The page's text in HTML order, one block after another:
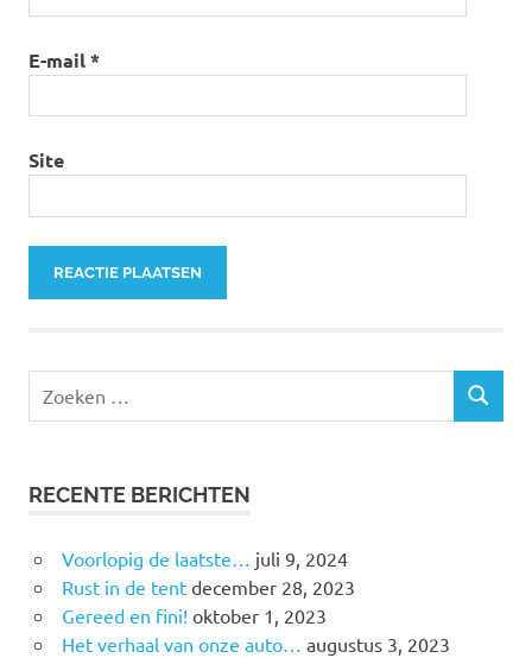
E-mail*
Site
RECENTE BERICHTEN
Voorlopig de laatste…
juli 9, 2024
Rust in de tent december 28, 2023
Gereed en fini! oktober 1, 2023
Het verhaal van onze auto…
augustus 3, 2023